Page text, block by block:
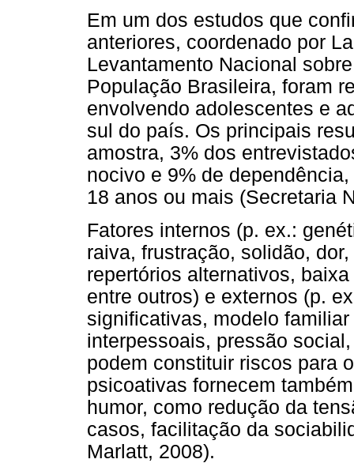
Em um dos estudos que
anteriores, coordenado por
Levantamento Nacional
População Brasileira, foram
envolvendo adolescentes e
sul do país. Os principais
amostra, 3% dos
nocivo e 9% de
18 anos ou mais (Secretaria
Fatores internos (p. ex.:
raiva, frustração, solidão,
repertórios alternativos,
entre outros) e externos (p.
significativas, modelo
interpessoais, pressão
podem constituir riscos para
psicoativas fornecem
humor, como redução da
casos, facilitação da
Marlatt, 2008).